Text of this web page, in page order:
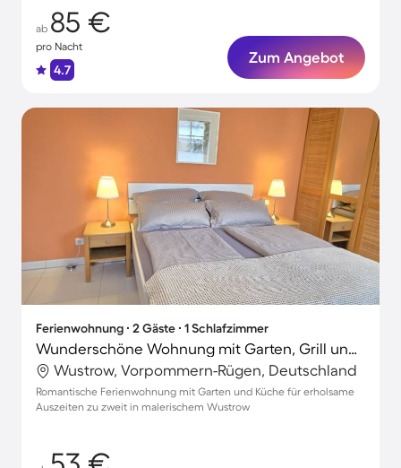
ab 85 €
pro Nacht
4.7
Zum Angebot
Ferienwohnung ∙ 2 Gäste ∙ 1 Schlafzimmer
Wunderschöne Wohnung mit Garten, Grill und Terrasse
Wustrow, Vorpommern-Rügen, Deutschland
Romantische Ferienwohnung mit Garten und Küche für erholsame
Auszeiten zu zweit in malerischem Wustrow